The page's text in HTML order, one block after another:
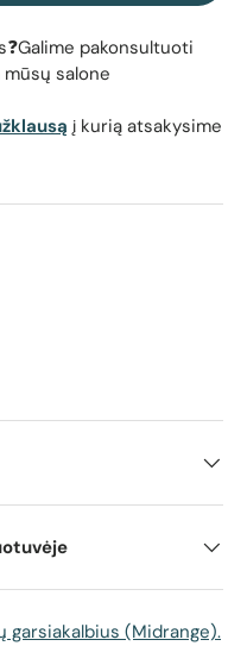
pakonsultuoti
mūsų salone
į kurią atsakysime
garsiakalbius (Midrange).